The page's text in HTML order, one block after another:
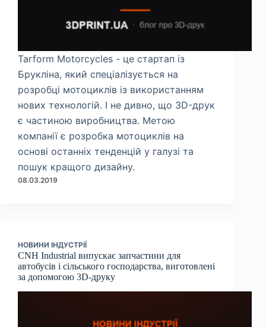
Tarform Motorcycles - це стартап із
Брукліна, який спеціалізується на
розробці мотоциклів із використанням
нових технологій. І не дивно, що 3D-друк
є частиною виробництва. Метою
компанії є розробка мотоциклів на
основі останніх тенденцій у галузі та
пошук кращого дизайну.
08.03.2019
НОВИНИ ІНДУСТРІЇ
CNH Industrial випускає запчастини для
автобусів і сільського господарства, виготовлені
за допомогою 3D-друку